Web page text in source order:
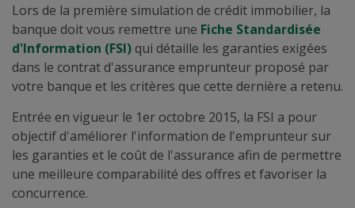
Lors de la première simulation de crédit immobilier, la
banque doit vous remettre une Fiche Standardisée
d'Information (FSI) qui détaille les garanties exigées
dans le contrat d'assurance emprunteur proposé par
votre banque et les critères que cette dernière a retenu.
Entrée en vigueur le 1er octobre 2015, la FSI a pour
objectif d'améliorer l'information de l'emprunteur sur
les garanties et le coût de l'assurance afin de permettre
une meilleure comparabilité des offres et favoriser la
concurrence.